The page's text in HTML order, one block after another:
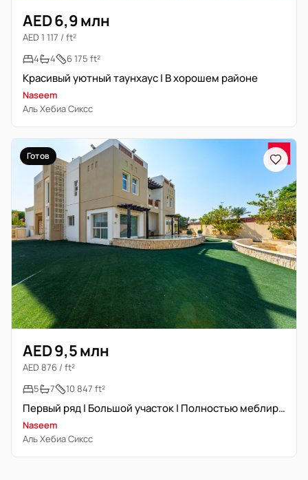
AED 6,9 млн
AED 1 117 / ft²
4
4 6 175 ft²
Красивый уютный таунхаус | В хорошем районе
Naseem
Аль Хебиа Сиксс
Готов
AED 9,5 млн
AED 876 / ft²
5
7 10 847 ft²
Первый ряд | Большой участок | Полностью меблирована
Naseem
Аль Хебиа Сиксс